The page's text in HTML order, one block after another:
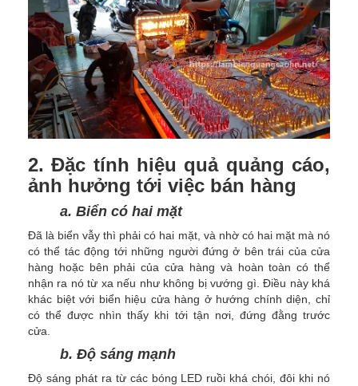
2. Đặc tính hiệu quả quảng cáo,
ảnh hưởng tới việc bán hàng
a. Biển có hai mặt
Đã là biển vẫy thì phải có hai mặt, và nhờ có hai mặt mà nó
có thể tác động tới những người đứng ở bên trái của cửa
hàng hoặc bên phải của cửa hàng và hoàn toàn có thể
nhận ra nó từ xa nếu như không bị vướng gì. Điều này khá
khác biệt với biển hiệu cửa hàng ở hướng chính diện, chỉ
có thể được nhìn thấy khi tới tận nơi, đứng đằng trước
cửa.
b. Độ sáng mạnh
Độ sáng phát ra từ các bóng LED ruồi khá chói, đôi khi nó